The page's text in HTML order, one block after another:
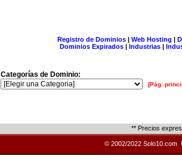
Registro de Dominios| Web Hosting |
Dominios Expirados | Industrias |
Categorías de Dominio:
[Pág.
** Precios
© 2002/2022 Solo10.com